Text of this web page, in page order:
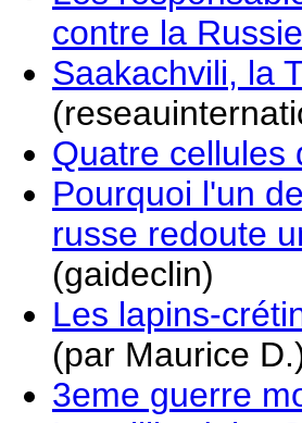
contre la Russie
Saakachvili, la
Quatre cellules
Pourquoi l'un
russe redoute
(gaideclin)
Les lapins-
(par Maurice
3eme guerre